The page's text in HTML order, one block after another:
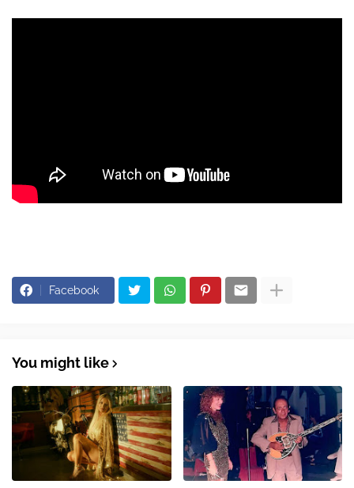
Facebook
You might like